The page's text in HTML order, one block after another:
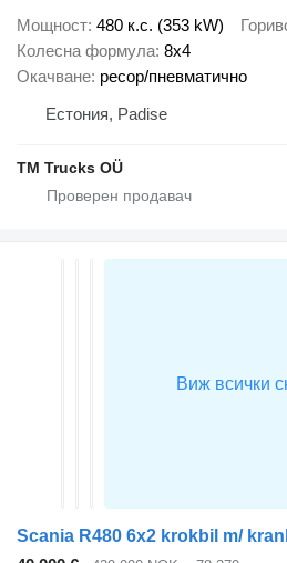
Мощност 480 к.с. (353 kW)
Колесна формула 8x4
Окачване ресор/пневматично
Естония, Padise
TM Trucks OÜ